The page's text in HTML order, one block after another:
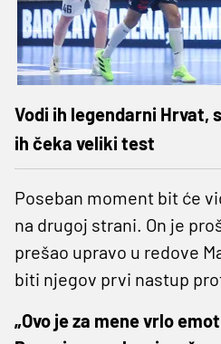
Vodi ih legendarni Hrvat,
ih čeka veliki test
Poseban moment bit će
na drugoj strani. On je
prešao upravo u redove
biti njegov prvi nastup
„Ovo je za mene vrlo